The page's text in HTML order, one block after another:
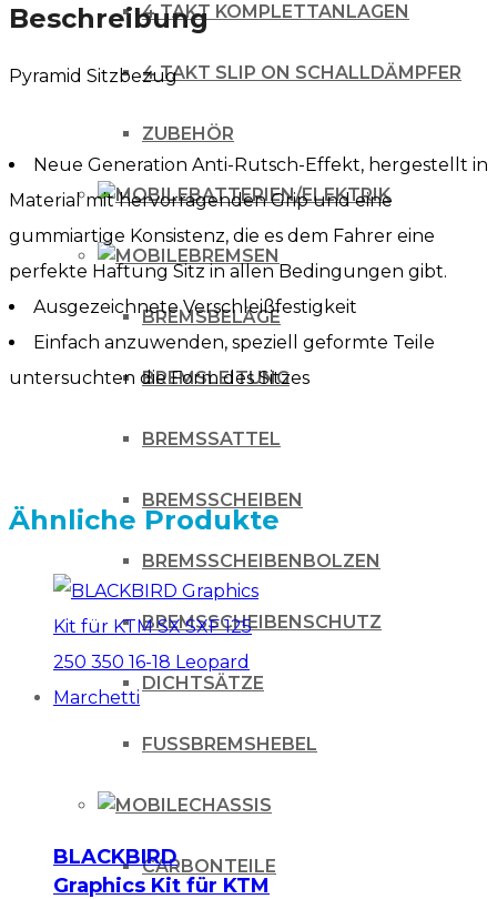
4 TAKT KOMPLETTANLAGEN
4 TAKT SLIP ON SCHALLDÄMPFER
ZUBEHÖR
BATTERIEN/ELEKTRIK
BREMSEN
BREMSBELÄGE
BREMSLEITUNG
BREMSSATTEL
BREMSSCHEIBEN
BREMSSCHEIBENBOLZEN
BREMSSCHEIBENSCHUTZ
DICHTSÄTZE
FUSSBREMSHEBEL
CHASSIS
CARBONTEILE
Beschreibung
Pyramid Sitzbezug
Neue Generation Anti-Rutsch-Effekt, hergestellt in
Material mit hervorragenden Grip und eine
gummiartige Konsistenz, die es dem Fahrer eine
perfekte Haftung Sitz in allen Bedingungen gibt.
Ausgezeichnete Verschleißfestigkeit
Einfach anzuwenden, speziell geformte Teile
untersuchten die Form des Sitzes
Ähnliche Produkte
BLACKBIRD
Graphics Kit für KTM